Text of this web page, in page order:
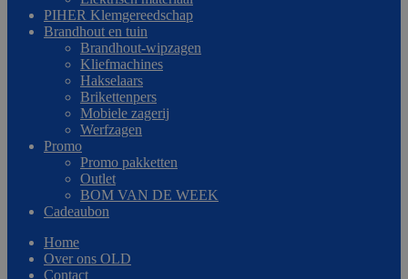
PIHER Klemgereedschap
Brandhout en tuin
Brandhout-wipzagen
Kliefmachines
Hakselaars
Brikettenpers
Mobiele zagerij
Werfzagen
Promo
Promo pakketten
Outlet
BOM VAN DE WEEK
Cadeaubon
Home
Over ons OLD
Contact